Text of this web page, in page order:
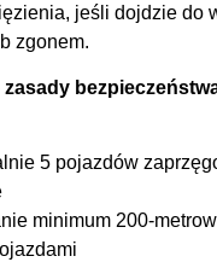
jeśli dojdzie do
zgonem.
zasady
5 pojazdów
minimum 200-